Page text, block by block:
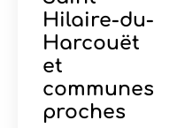
Hilaire-du-
Harcouët
et
communes
proches